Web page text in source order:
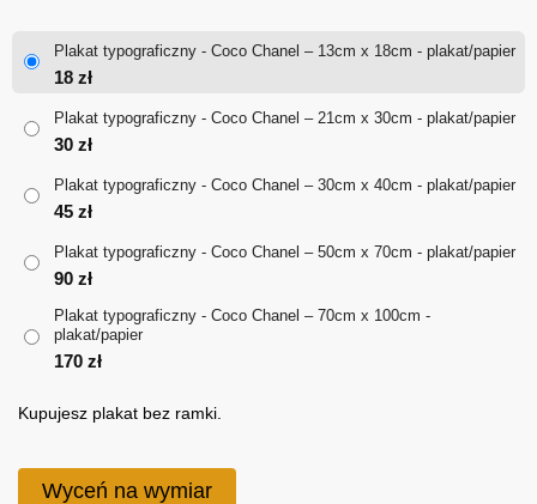
18 zł
Plakat typograficzny - Coco Chanel – 13cm x 18cm - plakat/papier
18 zł
Plakat typograficzny - Coco Chanel – 21cm x 30cm - plakat/papier
30 zł
Plakat typograficzny - Coco Chanel – 30cm x 40cm - plakat/papier
45 zł
Plakat typograficzny - Coco Chanel – 50cm x 70cm - plakat/papier
90 zł
Plakat typograficzny - Coco Chanel – 70cm x 100cm -
plakat/papier
170 zł
Kupujesz plakat bez ramki.
Wyceń na wymiar